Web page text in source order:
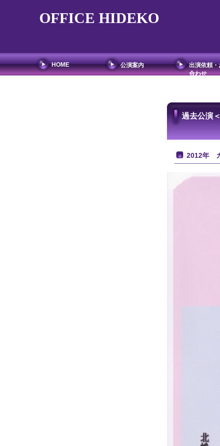
OFFICE HIDEKO
HOME 公演案内
出演依頼・
合わせ
過去公演
2012年